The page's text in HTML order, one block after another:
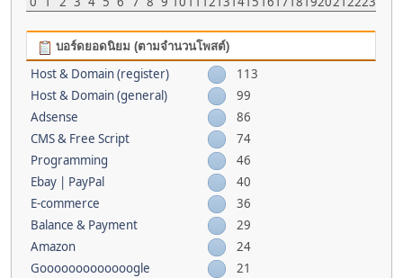
บอร์ดยอดนิยม (ตามจำนวนโพสต์)
Host & Domain (register)
113
Host & Domain (general)
99
Adsense
86
CMS & Free Script
74
Programming
46
Ebay | PayPal
40
E-commerce
36
Balance & Payment
29
Amazon
24
Gooooooooooooogle
21